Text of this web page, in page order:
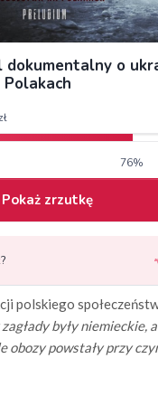
polskiego
zagłady były
obozy powstały przy